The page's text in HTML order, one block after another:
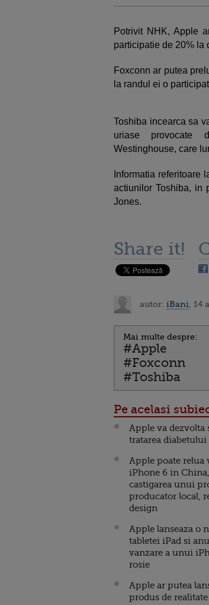
Potrivit NHK, Apple
participatie de 20% la
Foxconn ar putea
la randul ei o
Toshiba incearca sa
uriase provocate
Westinghouse, care
Informatia referitoare
actiunilor Toshiba, in
Jones.
Share it!
autor: iBani ,
Mai multe despre:
#Apple
#Foxconn
#Toshiba
Pe acelasi
Apple va dezvolta
tratarea diabetului
Apple poate relua
iPhone 6 in
castigarea unui
producator local,
design
Apple lanseaza o
tabletei iPad si
vanzare a unui
rosie
Apple ar putea
produs de